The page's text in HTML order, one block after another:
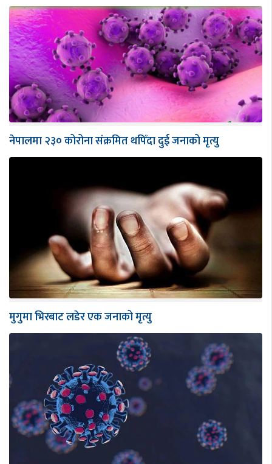
नेपालमा २३० कोरोना संक्रमित थपिँदा दुई जनाको मृत्यु
मुगुमा भिरबाट लडेर एक जनाको मृत्यु